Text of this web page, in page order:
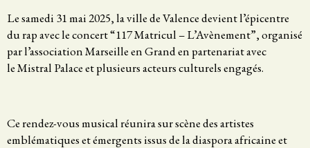
Le samedi 31 mai 2025, la ville de Valence devient l’épicentre
du rap avec le concert “117 Matricul – L’Avènement”, organisé
par l’association Marseille en Grand en partenariat avec
le Mistral Palace et plusieurs acteurs culturels engagés.
Ce rendez-vous musical réunira sur scène des artistes
emblématiques et émergents issus de la diaspora africaine et